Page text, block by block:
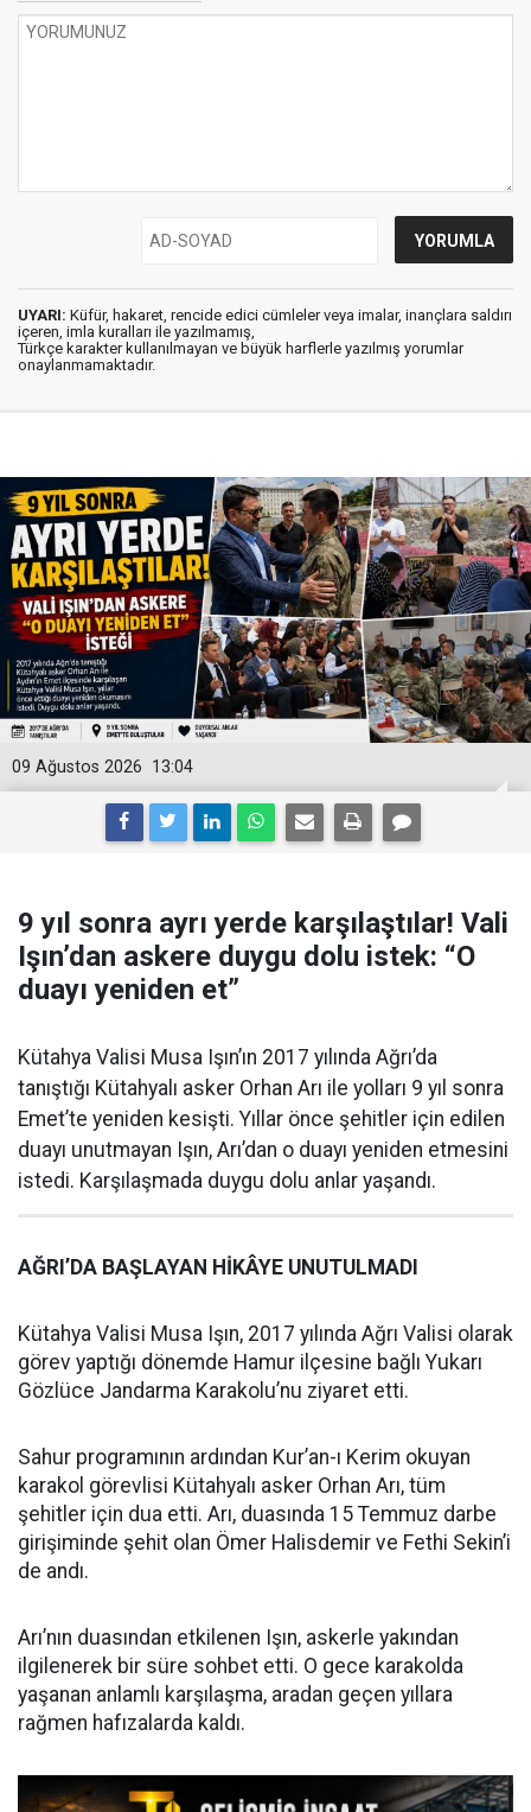
UYARI: Küfür, hakaret, rencide edici cümleler veya imalar, inançlara saldırı
içeren, imla kuralları ile yazılmamış,
Türkçe karakter kullanılmayan ve büyük harflerle yazılmış yorumlar
onaylanmamaktadır.
13:04
09 Ağustos 2026
9 yıl sonra ayrı yerde karşılaştılar! Vali
Işın’dan askere duygu dolu istek: “O
duayı yeniden et”
Kütahya Valisi Musa Işın’ın 2017 yılında Ağrı’da
tanıştığı Kütahyalı asker Orhan Arı ile yolları 9 yıl sonra
Emet’te yeniden kesişti. Yıllar önce şehitler için edilen
duayı unutmayan Işın, Arı’dan o duayı yeniden etmesini
istedi. Karşılaşmada duygu dolu anlar yaşandı.
AĞRI’DA BAŞLAYAN HİKÂYE UNUTULMADI
Kütahya Valisi Musa Işın, 2017 yılında Ağrı Valisi olarak
görev yaptığı dönemde Hamur ilçesine bağlı Yukarı
Gözlüce Jandarma Karakolu’nu ziyaret etti.
Sahur programının ardından Kur’an-ı Kerim okuyan
karakol görevlisi Kütahyalı asker Orhan Arı, tüm
şehitler için dua etti. Arı, duasında 15 Temmuz darbe
girişiminde şehit olan Ömer Halisdemir ve Fethi Sekin’i
de andı.
Arı’nın duasından etkilenen Işın, askerle yakından
ilgilenerek bir süre sohbet etti. O gece karakolda
yaşanan anlamlı karşılaşma, aradan geçen yıllara
rağmen hafızalarda kaldı.